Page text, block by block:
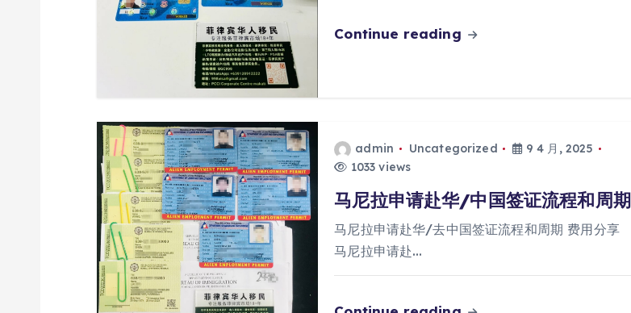
Continue reading
admin Uncategorized
9 4 月, 2025
1033 views
马尼拉申请赴华/中国签证流程和周期
马尼拉申请赴华/去中国签证流程和周期 费用分享
马尼拉申请赴…